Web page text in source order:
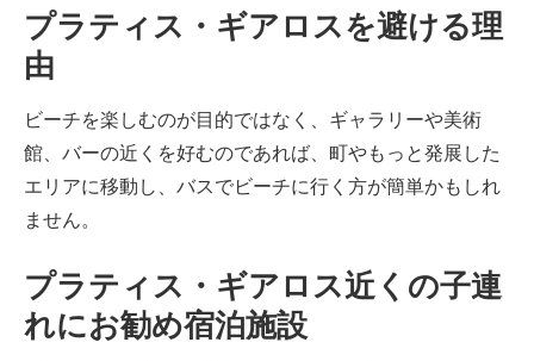
プラティス・ギアロスを避ける理
由
ビーチを楽しむのが目的ではなく、ギャラリーや美術
館、バーの近くを好むのであれば、町やもっと発展した
エリアに移動し、バスでビーチに行く方が簡単かもしれ
ません。
プラティス・ギアロス近くの子連
れにお勧め宿泊施設